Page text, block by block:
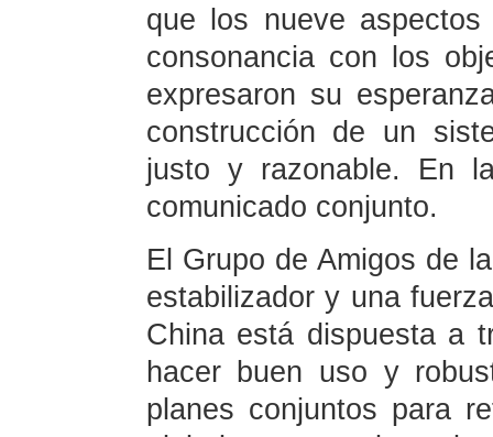
que los nueve
consonancia con los
expresaron su
construcción de un
justo y razonable. En
comunicado conjunto.
El Grupo de Amigos de
estabilizador y una
China está dispuesta a
hacer buen uso y
planes conjuntos para